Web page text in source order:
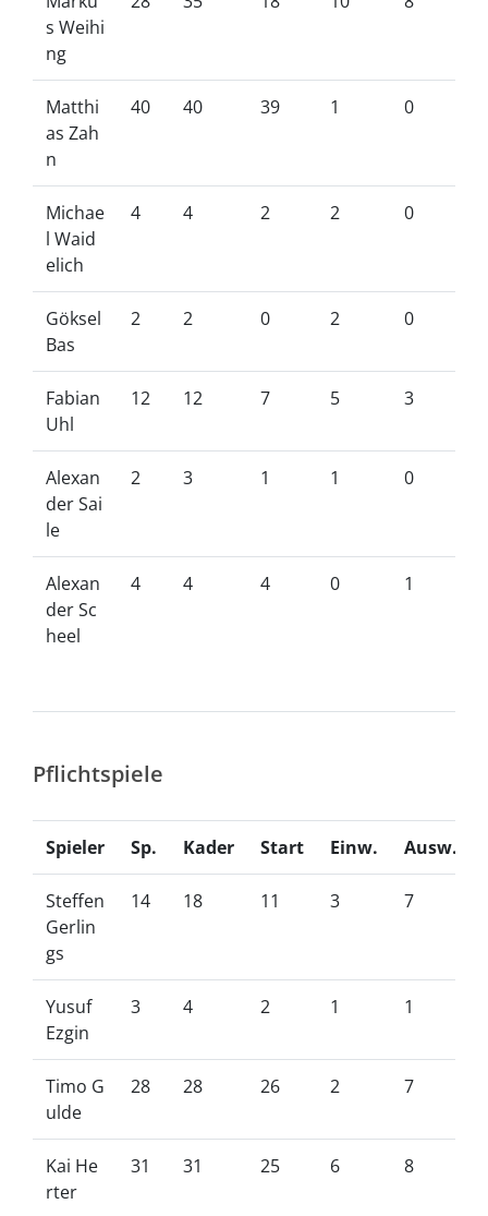
s Weihi
ng
Matthi
as Zah
n
40 40 39 1 0
Michae
l Waid
elich
4 4 2 2 0
Göksel
Bas
2 2 0 2 0
Fabian
Uhl
12 12 7 5 3
Alexan
der Sai
le
2 3 1 1 0
Alexan
der Sc
heel
4 4 4 0 1
Pflichtspiele
Spieler Sp. Kader Start Einw. Ausw.
Steffen
Gerlin
gs
14 18 11 3 7
Yusuf
Ezgin
3 4 2 1 1
Timo G
ulde
28 28 26 2 7
Kai He
rter
31 31 25 6 8